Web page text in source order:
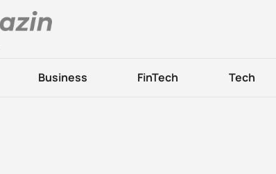
Business FinTech Tech